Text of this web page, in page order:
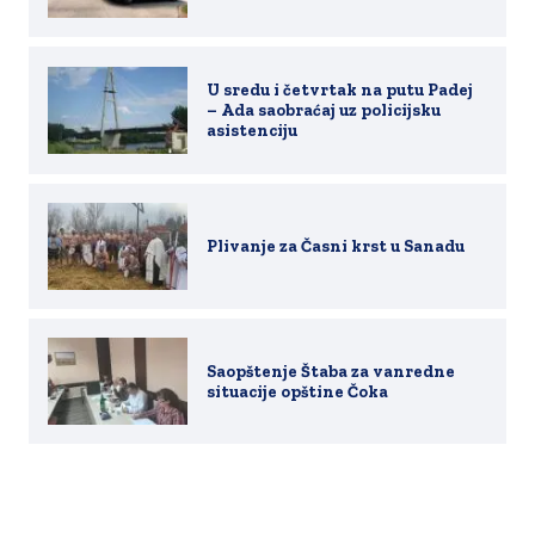
U sredu i četvrtak na putu Padej
– Ada saobraćaj uz policijsku
asistenciju
Plivanje za Časni krst u Sanadu
Saopštenje Štaba za vanredne
situacije opštine Čoka